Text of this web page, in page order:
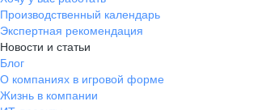
Производственный календарь
Экспертная рекомендация
Новости и статьи
Блог
О компаниях в игровой форме
Жизнь в компании